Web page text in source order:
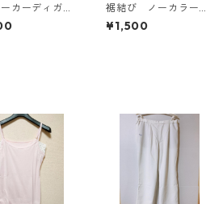
ーカーディガ
グレー K
裾結び ノーカラーブ
ラウス ３Ｌ アイボ
リー KAE-4813
¥1,500